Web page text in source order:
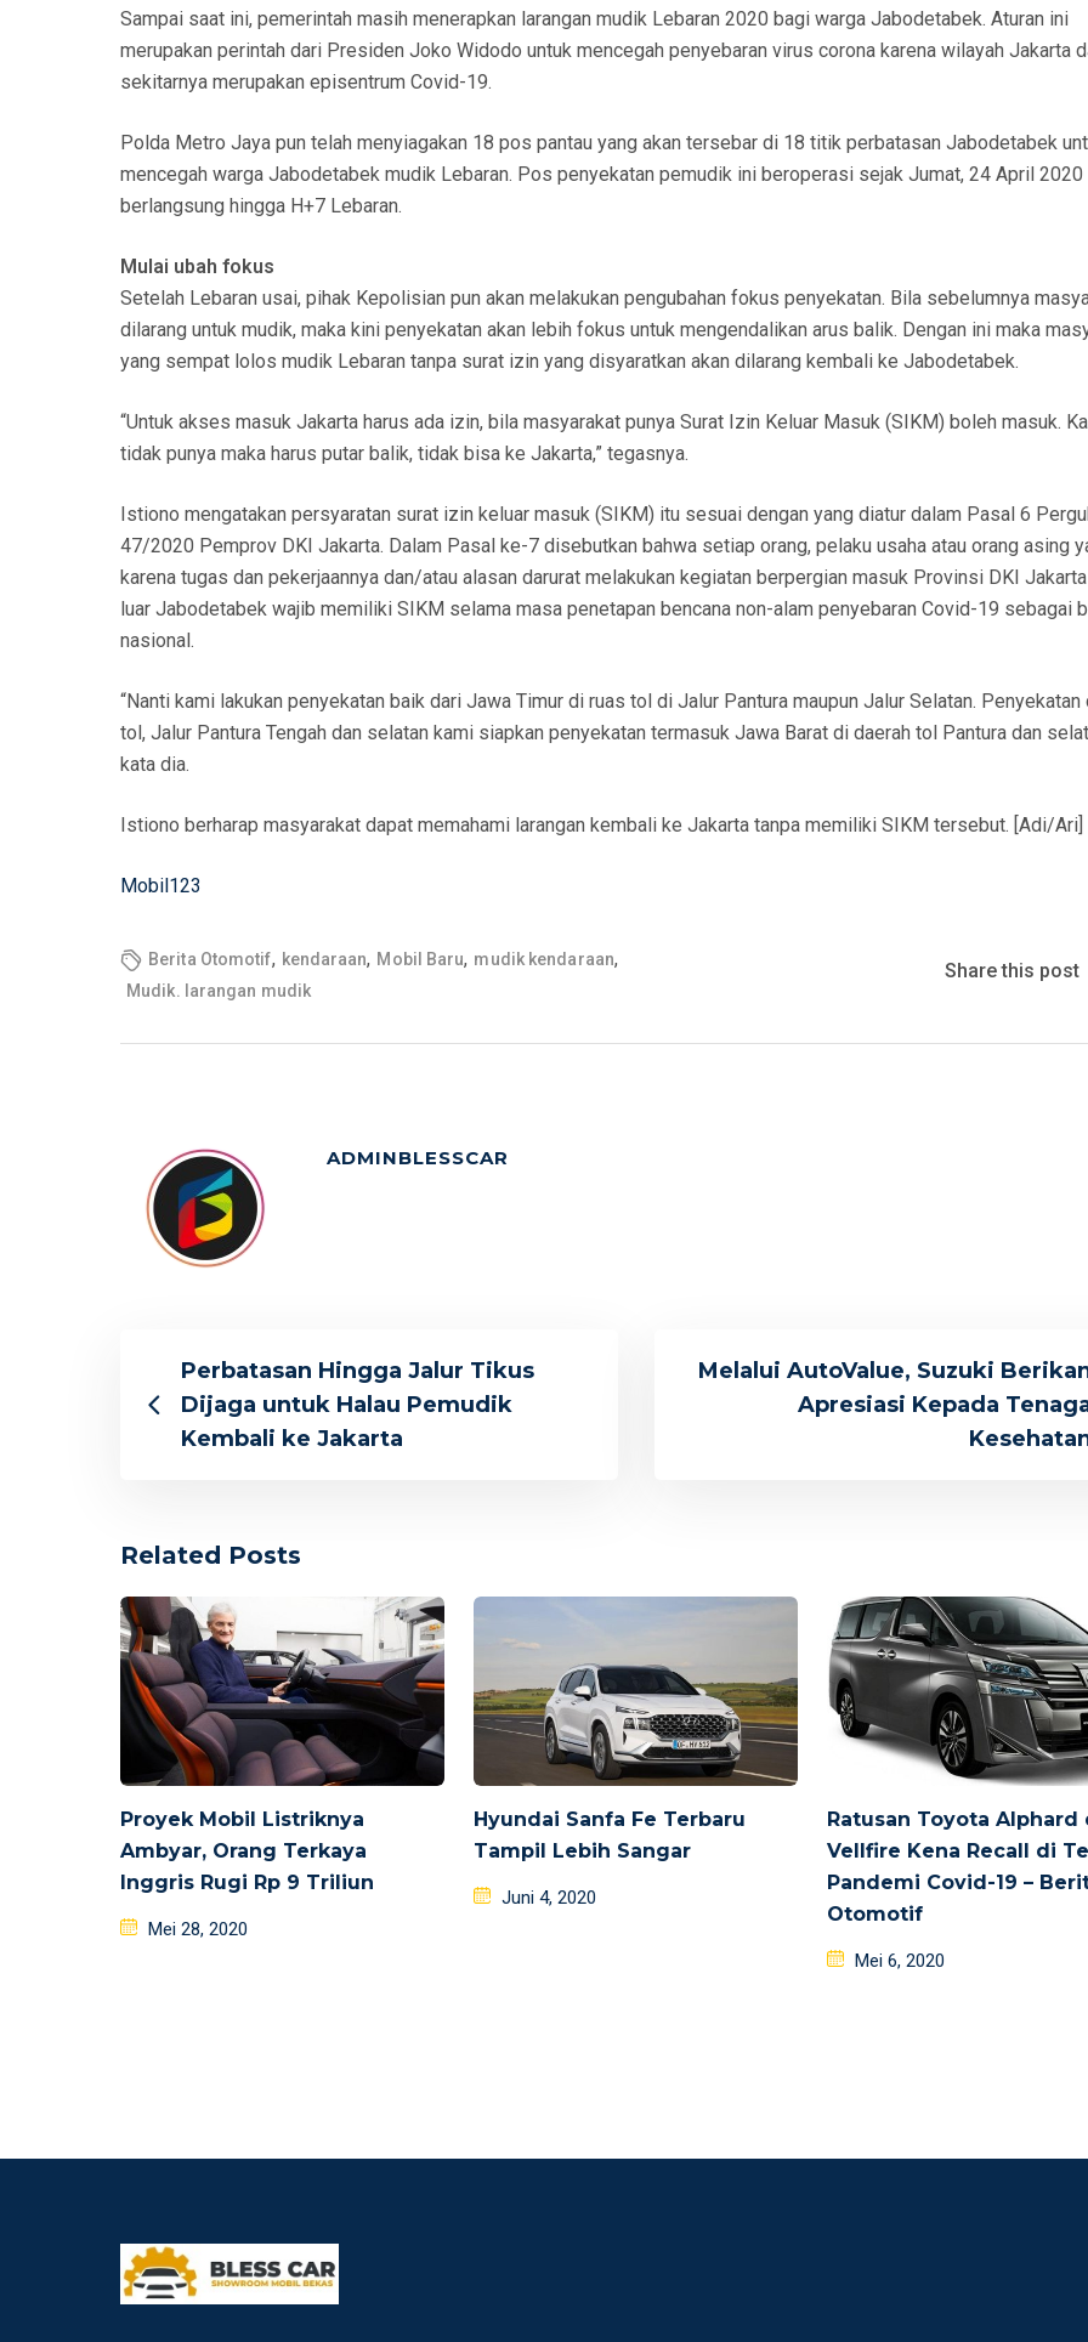
Sampai saat ini, pemerintah masih menerapkan larangan mudik Lebaran 2020 bagi warga Jabodetabek. Aturan ini
merupakan perintah dari Presiden Joko Widodo untuk mencegah penyebaran virus corona karena wilayah Jakarta
sekitarnya merupakan episentrum Covid-19.
Polda Metro Jaya pun telah menyiagakan 18 pos pantau yang akan tersebar di 18 titik perbatasan Jabodetabek
mencegah warga Jabodetabek mudik Lebaran. Pos penyekatan pemudik ini beroperasi sejak Jumat, 24 April 2020
berlangsung hingga H+7 Lebaran.
Mulai ubah fokus
Setelah Lebaran usai, pihak Kepolisian pun akan melakukan pengubahan fokus penyekatan. Bila sebelumnya
dilarang untuk mudik, maka kini penyekatan akan lebih fokus untuk mengendalikan arus balik. Dengan ini maka
yang sempat lolos mudik Lebaran tanpa surat izin yang disyaratkan akan dilarang kembali ke Jabodetabek.
“Untuk akses masuk Jakarta harus ada izin, bila masyarakat punya Surat Izin Keluar Masuk (SIKM) boleh masuk.
tidak punya maka harus putar balik, tidak bisa ke Jakarta,” tegasnya.
Istiono mengatakan persyaratan surat izin keluar masuk (SIKM) itu sesuai dengan yang diatur dalam Pasal 6
47/2020 Pemprov DKI Jakarta. Dalam Pasal ke-7 disebutkan bahwa setiap orang, pelaku usaha atau orang asing
karena tugas dan pekerjaannya dan/atau alasan darurat melakukan kegiatan berpergian masuk Provinsi DKI
luar Jabodetabek wajib memiliki SIKM selama masa penetapan bencana non-alam penyebaran Covid-19 sebagai
nasional.
“Nanti kami lakukan penyekatan baik dari Jawa Timur di ruas tol di Jalur Pantura maupun Jalur Selatan. Penyekatan
tol, Jalur Pantura Tengah dan selatan kami siapkan penyekatan termasuk Jawa Barat di daerah tol Pantura dan
kata dia.
Istiono berharap masyarakat dapat memahami larangan kembali ke Jakarta tanpa memiliki SIKM tersebut. [Adi/Ari]
Mobil123
Berita Otomotif, kendaraan, Mobil Baru, mudik kendaraan,
Mudik. larangan mudik
Share this post
ADMINBLESSCAR
Perbatasan Hingga Jalur Tikus
Dijaga untuk Halau Pemudik
Kembali ke Jakarta
Melalui AutoValue, Suzuki
Apresiasi Kepada
Related Posts
Proyek Mobil Listriknya
Ambyar, Orang Terkaya
Inggris Rugi Rp 9 Triliun
Posted
Mei 28, 2020
Hyundai Sanfa Fe Terbaru
Tampil Lebih Sangar
Posted
Juni 4, 2020
Ratusan Toyota Alphard
Vellfire Kena Recall di
Pandemi Covid-19 –
Otomotif
Posted
Mei 6, 2020